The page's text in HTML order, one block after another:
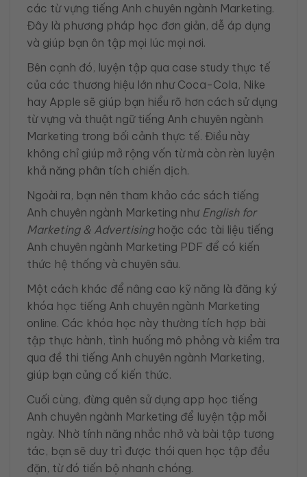
các từ vựng tiếng Anh chuyên ngành Marketing.
Đây là phương pháp học đơn giản, dễ áp dụng
và giúp bạn ôn tập mọi lúc mọi nơi.
Bên cạnh đó, luyện tập qua case study thực tế
của các thương hiệu lớn như Coca-Cola, Nike
hay Apple sẽ giúp bạn hiểu rõ hơn cách sử dụng
từ vựng và thuật ngữ tiếng Anh chuyên ngành
Marketing trong bối cảnh thực tế. Điều này
không chỉ giúp mở rộng vốn từ mà còn rèn luyện
khả năng phân tích chiến dịch.
Ngoài ra, bạn nên tham khảo các sách tiếng
Anh chuyên ngành Marketing như English for
Marketing & Advertisinghoặc các tài liệu tiếng
Anh chuyên ngành Marketing PDF để có kiến
thức hệ thống và chuyên sâu.
Một cách khác để nâng cao kỹ năng là đăng ký
khóa học tiếng Anh chuyên ngành Marketing
online. Các khóa học này thường tích hợp bài
tập thực hành, tình huống mô phỏng và kiểm tra
qua đề thi tiếng Anh chuyên ngành Marketing,
giúp bạn củng cố kiến thức.
Cuối cùng, đừng quên sử dụng app học tiếng
Anh chuyên ngành Marketing để luyện tập mỗi
ngày. Nhờ tính năng nhắc nhở và bài tập tương
tác, bạn sẽ duy trì được thói quen học tập đều
đặn, từ đó tiến bộ nhanh chóng.